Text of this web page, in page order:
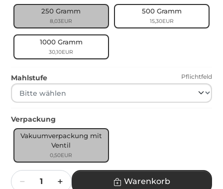
250 Gramm
8,03EUR
500 Gramm
15,30EUR
1000 Gramm
30,10EUR
Mahlstufe Pflichtfeld
Verpackung
Vakuumverpackung mit
Ventil
0,50EUR
Menge
Warenkorb